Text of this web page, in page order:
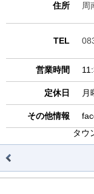
住所 周
TEL
営業時間
定休日 月
その他情報
タウ